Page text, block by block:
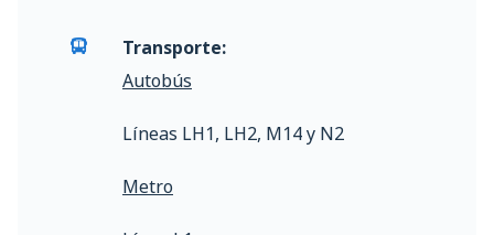
Transporte:
Autobús
Líneas LH1, LH2, M14 y N2
Metro